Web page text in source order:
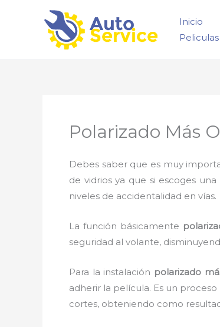
Inicio
Polarizado Más
Debes saber que es muy
de vidrios ya que si escoges
niveles de accidentalidad en vías.
La función básicamente
seguridad al volante,
Para la instalación polarizado
adherir la película. Es un
cortes, obteniendo como